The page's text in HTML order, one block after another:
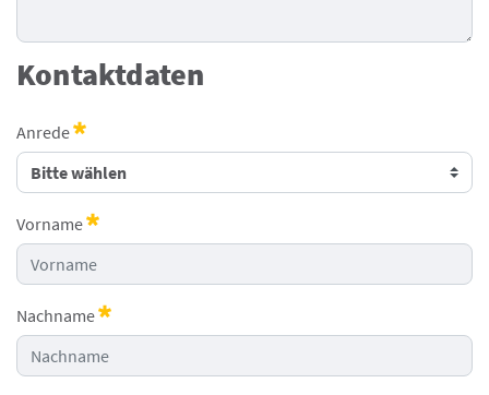
Kontaktdaten
Anrede
Erforderlich
Vorname
Erforderlich
Nachname
Erforderlich